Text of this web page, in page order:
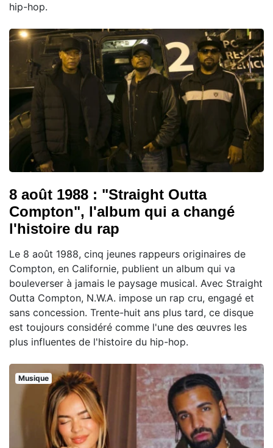
hip-hop.
8 août 1988 : "Straight Outta
Compton", l'album qui a changé
l'histoire du rap
Le 8 août 1988, cinq jeunes rappeurs originaires de
Compton, en Californie, publient un album qui va
bouleverser à jamais le paysage musical. Avec Straight
Outta Compton, N.W.A. impose un rap cru, engagé et
sans concession. Trente-huit ans plus tard, ce disque
est toujours considéré comme l'une des œuvres les
plus influentes de l'histoire du hip-hop.
Musique